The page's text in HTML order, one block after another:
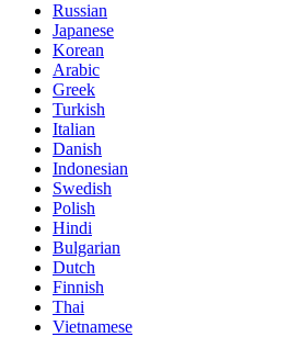
Russian
Japanese
Korean
Arabic
Greek
Turkish
Italian
Danish
Indonesian
Swedish
Polish
Hindi
Bulgarian
Dutch
Finnish
Thai
Vietnamese